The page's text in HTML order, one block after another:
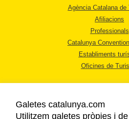
Agència Catalana de
Afiliacions
Professionals
Catalunya
Establiments
Oficines de
Galetes catalunya.com
Utilitzem galetes pròpies i